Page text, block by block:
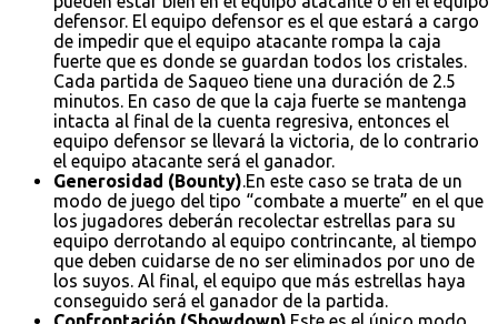
defensor. El equipo defensor es el que estará a cargo
de impedir que el equipo atacante rompa la caja
fuerte que es donde se guardan todos los cristales.
Cada partida de Saqueo tiene una duración de 2.5
minutos. En caso de que la caja fuerte se mantenga
intacta al final de la cuenta regresiva, entonces el
equipo defensor se llevará la victoria, de lo contrario
el equipo atacante será el ganador.
Generosidad (Bounty).En este caso se trata de un
modo de juego del tipo “combate a muerte” en el que
los jugadores deberán recolectar estrellas para su
equipo derrotando al equipo contrincante, al tiempo
que deben cuidarse de no ser eliminados por uno de
los suyos. Al final, el equipo que más estrellas haya
conseguido será el ganador de la partida.